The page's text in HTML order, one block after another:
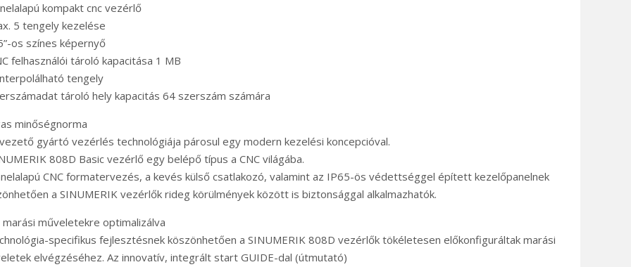
kompakt cnc vezérlő
5 tengely kezelése
os színes képernyő
felhasználói tároló kapacitása 1 MB
tengely
tároló hely kapacitás 64 szerszám számára
minőségnorma
gyártó vezérlés technológiája párosul egy modern kezelési koncepcióval.
808D Basic vezérlő egy belépő típus a CNC világába.
CNC formatervezés, a kevés külső csatlakozó, valamint az IP65-ös védettséggel épített kezelőpanelnek
a SINUMERIK vezérlők rideg körülmények között is biztonsággal alkalmazhatók.
marási műveletekre optimalizálva
specifikus fejlesztésnek köszönhetően a SINUMERIK 808D vezérlők tökéletesen előkonfiguráltak marási
elvégzéséhez. Az innovatív, integrált start GUIDE-dal (útmutató)